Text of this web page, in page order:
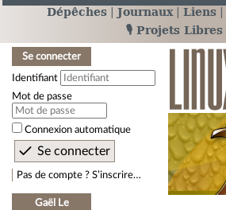
Dépêches Journaux Liens
🎙️ Projets Libres
Se connecter
Identifiant
Mot de passe
Connexion automatique
Pas de compte ? S’inscrire…
Gaël Le